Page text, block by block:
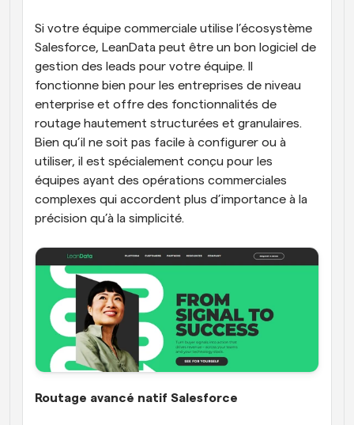
Si votre équipe commerciale utilise l’écosystème
Salesforce, LeanData peut être un bon logiciel de
gestion des leads pour votre équipe. Il
fonctionne bien pour les entreprises de niveau
enterprise et offre des fonctionnalités de
routage hautement structurées et granulaires.
Bien qu’il ne soit pas facile à configurer ou à
utiliser, il est spécialement conçu pour les
équipes ayant des opérations commerciales
complexes qui accordent plus d’importance à la
précision qu’à la simplicité.
Routage avancé natif Salesforce